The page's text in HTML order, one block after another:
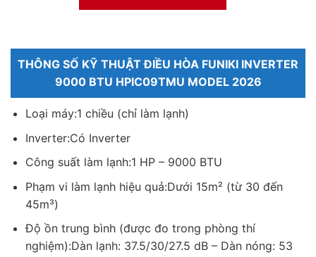
điều chỉnh lại hoạt động để duy trì nhiệt độ ổn định, giúp không
gian luôn duy trì cảm giác mát dễ chịu.
*Hình ảnh chỉ mang tính chất minh họa
THÔNG SỐ KỸ THUẬT ĐIỀU HÒA FUNIKI INVERTER
9000 BTU HPIC09TMU MODEL 2026
Loại máy:1 chiều (chỉ làm lạnh)
Inverter:Có Inverter
Công suất làm lạnh:1 HP – 9000 BTU
Phạm vi làm lạnh hiệu quả:Dưới 15m² (từ 30 đến
45m³)
Độ ồn trung bình (được đo trong phòng thí
nghiệm):Dàn lạnh: 37.5/30/27.5 dB – Dàn nóng: 53